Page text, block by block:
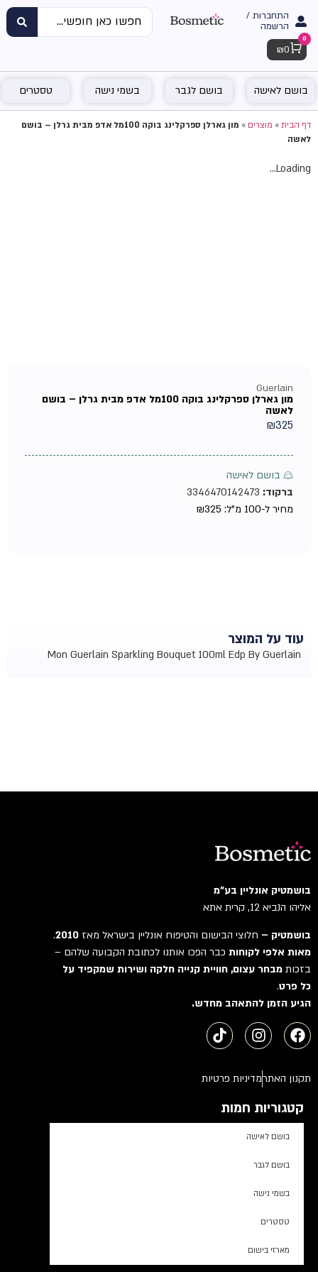
התחברות /
הרשמה
Cart
0
₪ 0
בושם לאישה בושם לגבר בשמי נישה טסטרים
דף הבית»מוצרים»
מון גארלן ספרקלינג בוקה 100מל אדפ מבית גרלן – בושם
לאשה
Loading...
Guerlain
מון גארלן ספרקלינג בוקה 100מל אדפ מבית גרלן – בושם
לאשה
₪325
♀ בושם לאישה
ברקוד:3346470142473
מחיר ל-100 מ"ל:
₪325
עוד על המוצר
בושמטיק אונליין בע"מ
אליהו הנביא 12, קרית אתא
בושמטיק –חלוצי הבישום והטיפוח אונליין בישראל מאז2010
.
מאות אלפי לקוחותכבר הפכו אותנו לכתובת הקבועה שלהם –
בזכותמבחר עצום, חוויית קנייה חלקה ושירות שמקפיד על
כל פרט.
הגיע הזמן להתאהב מחדש.
תקנון האתרמדיניות פרטיות
קטגוריות חמות
בושם לאישה
בושם לגבר
בשמי נישה
טסטרים
מארזי בישום